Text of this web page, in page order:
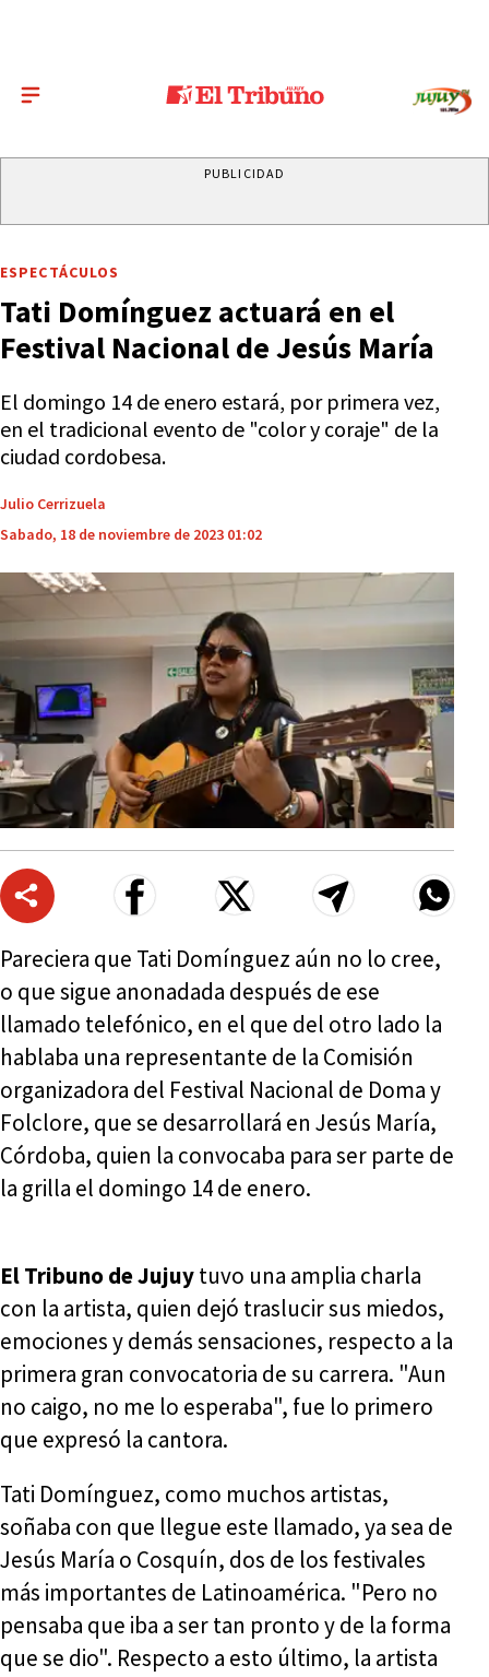
PUBLICIDAD
ESPECTÁCULOS
Tati Domínguez actuará en el
Festival Nacional de Jesús María
El domingo 14 de enero estará, por primera vez,
en el tradicional evento de "color y coraje" de la
ciudad cordobesa.
Julio Cerrizuela
Sabado, 18 de noviembre de 2023 01:02
Pareciera que Tati Domínguez aún no lo cree,
o que sigue anonadada después de ese
llamado telefónico, en el que del otro lado la
hablaba una representante de la Comisión
organizadora del Festival Nacional de Doma y
Folclore, que se desarrollará en Jesús María,
Córdoba, quien la convocaba para ser parte de
la grilla el domingo 14 de enero.
El Tribuno de Jujuytuvo una amplia charla
con la artista, quien dejó traslucir sus miedos,
emociones y demás sensaciones, respecto a la
primera gran convocatoria de su carrera. "Aun
no caigo, no me lo esperaba", fue lo primero
que expresó la cantora.
Tati Domínguez, como muchos artistas,
soñaba con que llegue este llamado, ya sea de
Jesús María o Cosquín, dos de los festivales
más importantes de Latinoamérica. "Pero no
pensaba que iba a ser tan pronto y de la forma
que se dio". Respecto a esto último, la artista